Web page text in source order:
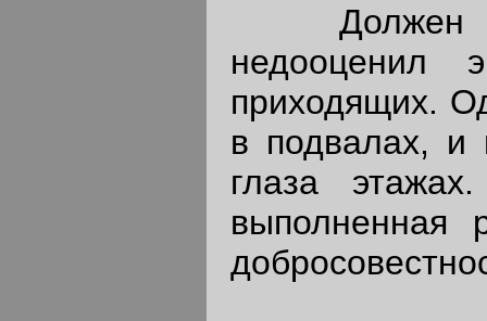
Должен
недооценил
приходящих.
в подвалах, и
глаза
выполненная